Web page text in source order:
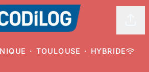
· TOULOUSE · HYBRIDE